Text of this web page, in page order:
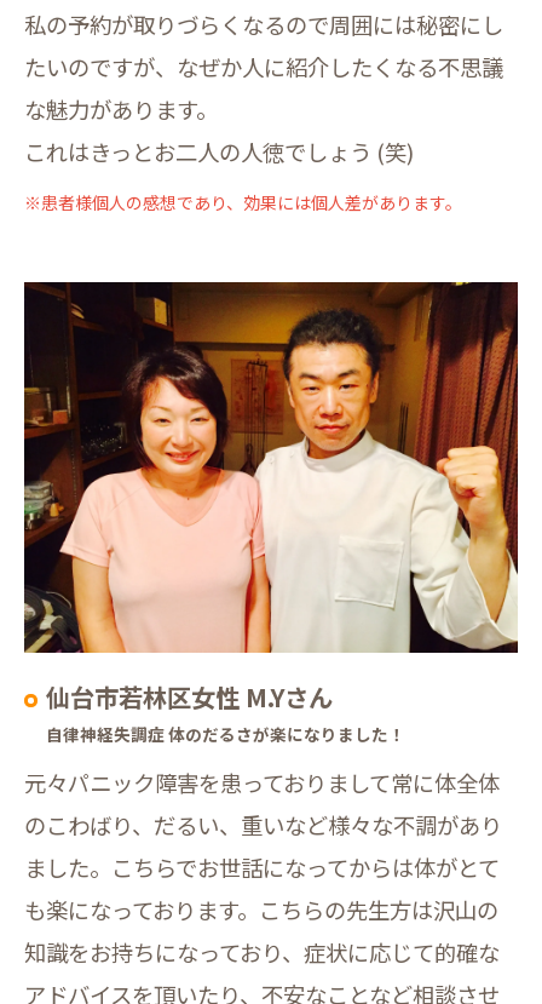
私の予約が取りづらくなるので周囲には秘密にし
たいのですが、なぜか人に紹介したくなる不思議
な魅力があります。
これはきっとお二人の人徳でしょう (笑)
※患者様個人の感想であり、効果には個人差があります。
仙台市若林区女性 M.Yさん
自律神経失調症 体のだるさが楽になりました！
元々パニック障害を患っておりまして常に体全体
のこわばり、だるい、重いなど様々な不調があり
ました。こちらでお世話になってからは体がとて
も楽になっております。こちらの先生方は沢山の
知識をお持ちになっており、症状に応じて的確な
アドバイスを頂いたり、不安なことなど相談させ